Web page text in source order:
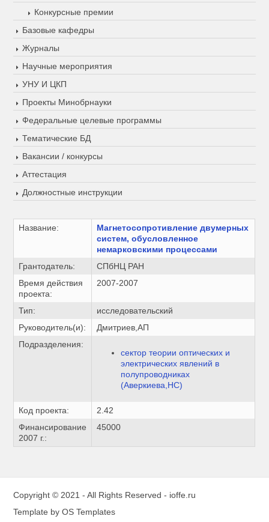
Конкурсные премии
Базовые кафедры
Журналы
Научные мероприятия
УНУ И ЦКП
Проекты Минобрнауки
Федеральные целевые программы
Тематические БД
Вакансии / конкурсы
Аттестация
Должностные инструкции
Название:
Магнетосопротивление двумерных
систем, обусловленное
немарковскими процессами
Грантодатель:
СПбНЦ РАН
Время действия
проекта:
2007-2007
Тип:
исследовательский
Руководитель(и):
Дмитриев,АП
Подразделения:
сектор теории оптических и
электрических явлений в
полупроводниках
(Аверкиева,НС)
Код проекта:
2.42
Финансирование
2007 г.:
45000
Copyright © 2021 - All Rights Reserved - ioffe.ru
Template byOS Templates